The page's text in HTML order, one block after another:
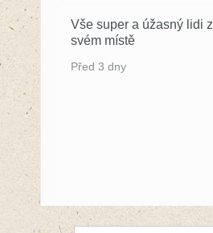
Vše super a úžasný lidi
svém místě
Před 3 dny